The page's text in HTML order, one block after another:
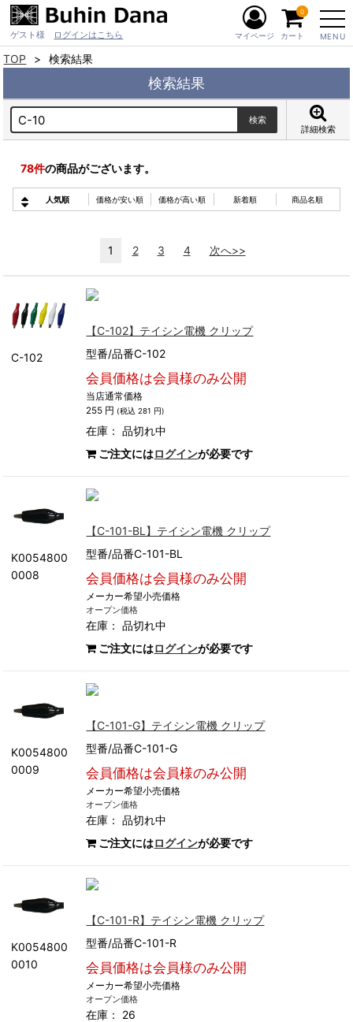
ゲスト様 ログインはこちら MENU
マイページ カート
0
TOP 検索結果
検索結果
詳細検索
78件の商品がございます。
人気順 価格が安い順 価格が高い順 新着順 商品名順
1 2 3 4 次へ>>
C-102
【C-102】テイシン電機 クリップ
型番/品番C-102
会員価格は会員様のみ公開
当店通常価格
255 円 (税込 281 円)
在庫：品切れ中
ご注文にはログインが必要です
K0054800
0008
【C-101-BL】テイシン電機 クリップ
型番/品番C-101-BL
会員価格は会員様のみ公開
メーカー希望小売価格
オープン価格
在庫：品切れ中
ご注文にはログインが必要です
K0054800
0009
【C-101-G】テイシン電機 クリップ
型番/品番C-101-G
会員価格は会員様のみ公開
メーカー希望小売価格
オープン価格
在庫：品切れ中
ご注文にはログインが必要です
K0054800
0010
【C-101-R】テイシン電機 クリップ
型番/品番C-101-R
会員価格は会員様のみ公開
メーカー希望小売価格
オープン価格
在庫： 26